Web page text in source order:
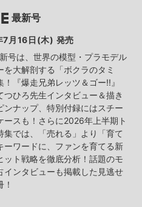
最新号
月16日(木) 発売
号は、世界の模型・プラモデル
を大解剖する「ボクラのタミ
！『爆走兄弟レッツ＆ゴー!!』
つひろ先生インタビュー＆描き
ンナップ、特別付録にはスチー
ースも！さらに2026年上半期ト
集では、「売れる」より「育て
ーワードに、ファンを育てる新
ット戦略を徹底分析！話題のモ
インタビューも掲載した見逃せ